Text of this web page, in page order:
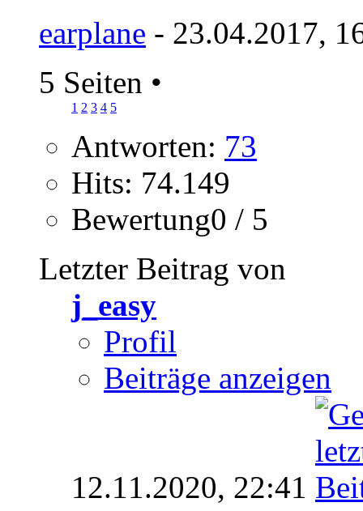
earplane - 23.04.2017,
5 Seiten •
1 2 3 4 5
Antworten: 73
Hits: 74.149
Bewertung0 / 5
Letzter Beitrag von
j_easy
Profil
Beiträge anzeigen
12.11.2020, 22:41